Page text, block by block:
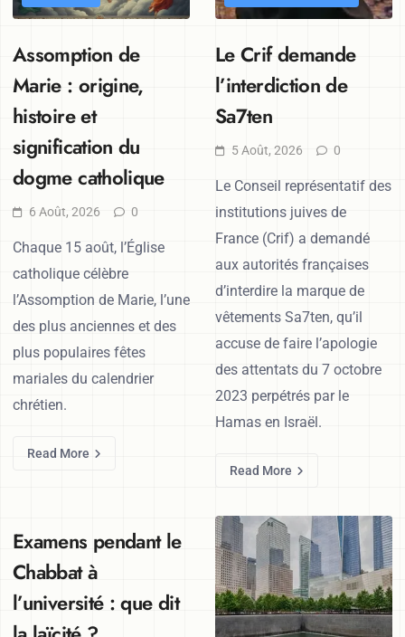
Assomption de
Marie : origine,
histoire et
signification du
dogme catholique
6 Août, 2026 0
Chaque 15 août, l’Église
catholique célèbre
l’Assomption de Marie, l’une
des plus anciennes et des
plus populaires fêtes
mariales du calendrier
chrétien.
Read More
Le Crif demande
l’interdiction de
Sa7ten
5 Août, 2026 0
Le Conseil représentatif des
institutions juives de
France (Crif) a demandé
aux autorités françaises
d’interdire la marque de
vêtements Sa7ten, qu’il
accuse de faire l’apologie
des attentats du 7 octobre
2023 perpétrés par le
Hamas en Israël.
Read More
Examens pendant le
Chabbat à
l’université : que dit